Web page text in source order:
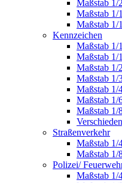
Maßstab 1/
Maßstab 1/
Maßstab 1/
Kennzeichen
Maßstab 1/
Maßstab 1/
Maßstab 1/
Maßstab 1/
Maßstab 1/
Maßstab 1/
Maßstab 1/
Straßenverkehr
Maßstab 1/
Maßstab 1/
Polizei/
Maßstab 1/